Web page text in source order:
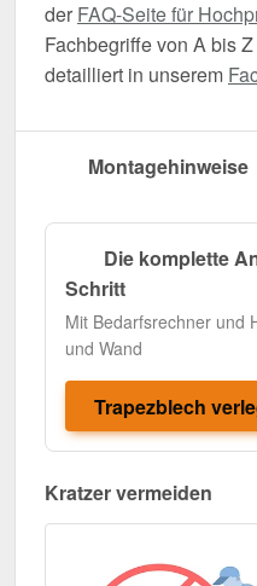
der FAQ-Seite für
Fachbegriffe von A bis
detailliert in unserem
Montagehinweise
Die komplette
Schritt
Mit Bedarfsrechner und
und Wand
Trapezblech
Kratzer vermeiden